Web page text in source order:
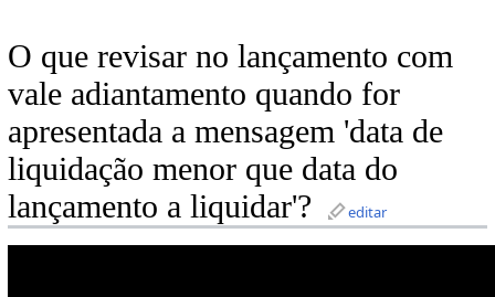
O que revisar no lançamento com
vale adiantamento quando for
apresentada a mensagem 'data de
liquidação menor que data do
lançamento a liquidar'?
editar